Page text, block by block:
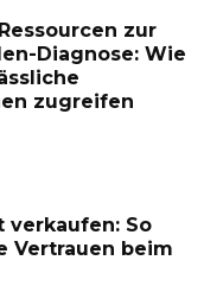
zur
Diagnose: Wie
zugreifen
verkaufen: So
Vertrauen beim